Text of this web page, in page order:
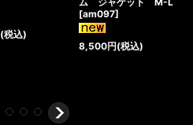
(税込)
[am097]
8,500円(税込)